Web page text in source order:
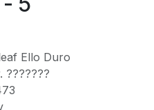
Ello Duro
???????